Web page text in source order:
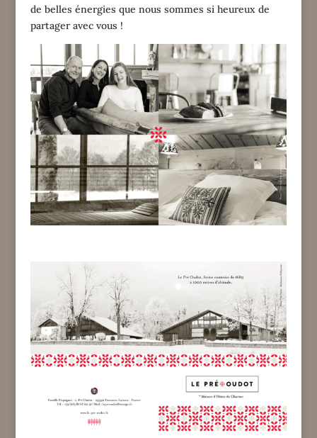
de belles énergies que nous sommes si heureux de
partager avec vous !